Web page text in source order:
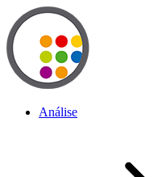
Análise